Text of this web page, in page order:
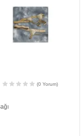
(0 Yorum)